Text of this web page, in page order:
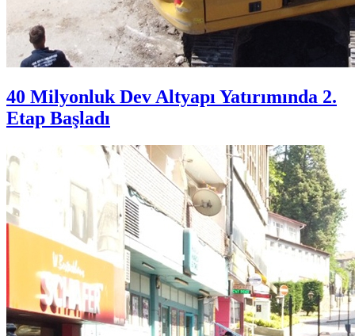
40 Milyonluk Dev Altyapı Yatırımında 2.
Etap Başladı